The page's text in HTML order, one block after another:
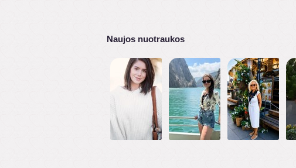
Naujos nuotraukos